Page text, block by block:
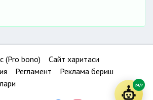
(Pro bono)
Сайт харитаси
Регламент
Реклама бериш
24/7